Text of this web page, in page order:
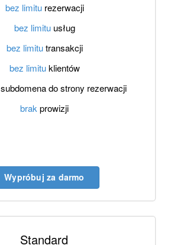
bez limiturezerwacji
bez limitu usług
bez limitutransakcji
bez limituklientów
subdomena do strony rezerwacji
brak prowizji
Wypróbuj za darmo
Standard